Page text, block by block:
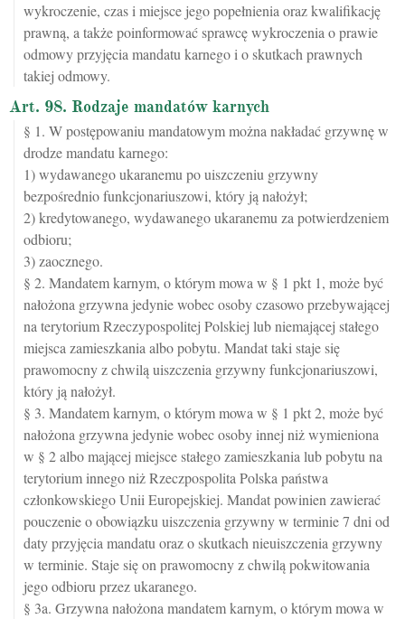
wykroczenie, czas i miejsce jego popełnienia oraz kwalifikację
prawną, a także poinformować sprawcę wykroczenia o prawie
odmowy przyjęcia mandatu karnego i o skutkach prawnych
takiej odmowy.
Art. 98. Rodzaje mandatów karnych
§ 1. W postępowaniu mandatowym można nakładać grzywnę w
drodze mandatu karnego:
1) wydawanego ukaranemu po uiszczeniu grzywny
bezpośrednio funkcjonariuszowi, który ją nałożył;
2) kredytowanego, wydawanego ukaranemu za potwierdzeniem
odbioru;
3) zaocznego.
§ 2. Mandatem karnym, o którym mowa w § 1 pkt 1, może być
nałożona grzywna jedynie wobec osoby czasowo przebywającej
na terytorium Rzeczypospolitej Polskiej lub niemającej stałego
miejsca zamieszkania albo pobytu. Mandat taki staje się
prawomocny z chwilą uiszczenia grzywny funkcjonariuszowi,
który ją nałożył.
§ 3. Mandatem karnym, o którym mowa w § 1 pkt 2, może być
nałożona grzywna jedynie wobec osoby innej niż wymieniona
w § 2 albo mającej miejsce stałego zamieszkania lub pobytu na
terytorium innego niż Rzeczpospolita Polska państwa
członkowskiego Unii Europejskiej. Mandat powinien zawierać
pouczenie o obowiązku uiszczenia grzywny w terminie 7 dni od
daty przyjęcia mandatu oraz o skutkach nieuiszczenia grzywny
w terminie. Staje się on prawomocny z chwilą pokwitowania
jego odbioru przez ukaranego.
§ 3a. Grzywna nałożona mandatem karnym, o którym mowa w